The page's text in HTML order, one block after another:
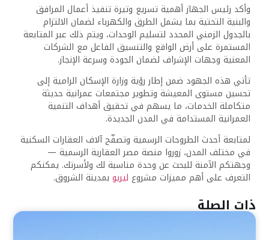
وأكد رئيس الجهاز أهمية تسريع وتيرة تنفيذ أعمال المرافق
والبنية التحتية بما يشمل الطرق والكهرباء لضمان الالتزام
بالجدول الزمني المحدد لتسليم الوحدات، ويتم ذلك عبر المتابعة
المستمرة على أرض الواقع والتنسيق الفاعل مع الشركات
المعنية وجهات الإشراف لضمان الجودة وسرعة الإنجاز.
تأتي هذه الجهود ضمن إطار رؤية وزارة الإسكان الرامية إلى
تحسين مستوى المعيشة وتطوير مجتمعات عمرانية حديثة
متكاملة الخدمات، ما يسهم في تحقيق أهداف التنمية
العمرانية المستدامة في المدن الجديدة.
لمتابعة أحدث الطروحات الرسمية وتصفّح آلاف العقارات السكنية
في مختلف المدن، زوروا منصة مصر العقارية الرسمية —
وجهتكم الآمنة للبحث عن وحدة مناسبة لك ولأسرتك. يمكنكم
التعرف على أهم مميزات مشروع ليريو بمدينة الشروق.
ذات الصلة